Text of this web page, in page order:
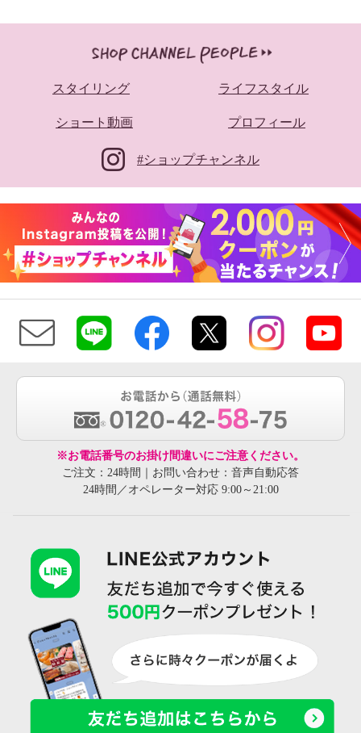
スタイリング ライフスタイル
ショート動画 プロフィール
#ショップチャンネル
※お電話番号のお掛け間違いにご注意ください。
ご注文：24時間｜お問い合わせ：音声自動応答
24時間／オペレーター対応 9:00～21:00